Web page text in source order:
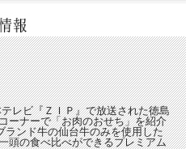
レビ『ＺＩＰ』で放送された徳島
ーナーで「お肉のおせち」を紹介
ランド牛の仙台牛のみを使用した
頭の食べ比べができるプレミアム